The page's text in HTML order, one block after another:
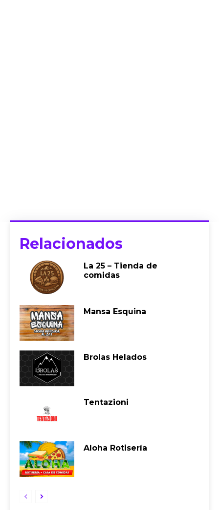
Relacionados
La 25 – Tienda de
comidas
Mansa Esquina
Brolas Helados
Tentazioni
Aloha Rotisería